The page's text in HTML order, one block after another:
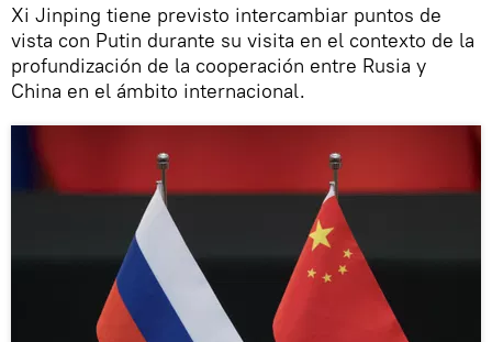
Xi Jinping tiene previsto intercambiar puntos de
vista con Putin durante su visita en el contexto de la
profundización de la cooperación entre Rusia y
China en el ámbito internacional.